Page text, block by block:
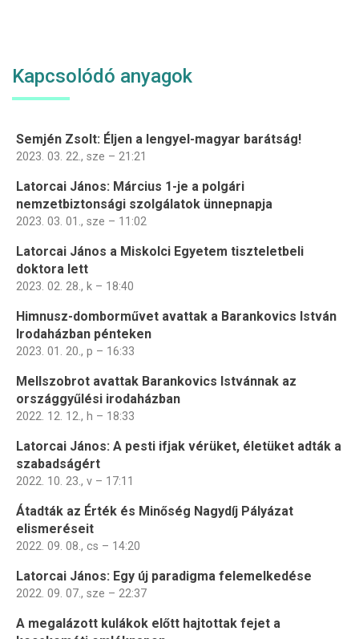
Kapcsolódó anyagok
Semjén Zsolt: Éljen a lengyel-magyar barátság!
2023. 03. 22., sze – 21:21
Latorcai János: Március 1-je a polgári
nemzetbiztonsági szolgálatok ünnepnapja
2023. 03. 01., sze – 11:02
Latorcai János a Miskolci Egyetem tiszteletbeli
doktora lett
2023. 02. 28., k – 18:40
Himnusz-domborművet avattak a Barankovics István
Irodaházban pénteken
2023. 01. 20., p – 16:33
Mellszobrot avattak Barankovics Istvánnak az
országgyűlési irodaházban
2022. 12. 12., h – 18:33
Latorcai János: A pesti ifjak vérüket, életüket adták a
szabadságért
2022. 10. 23., v – 17:11
Átadták az Érték és Minőség Nagydíj Pályázat
elismeréseit
2022. 09. 08., cs – 14:20
Latorcai János: Egy új paradigma felemelkedése
2022. 09. 07., sze – 22:37
A megalázott kulákok előtt hajtottak fejet a